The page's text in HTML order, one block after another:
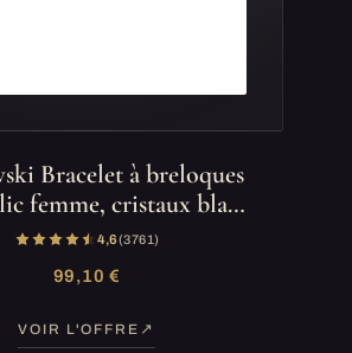
Bracelet à breloques
femme, cristaux bla…
4,6(3 761)
99,10 €
VOIR L'OFFRE